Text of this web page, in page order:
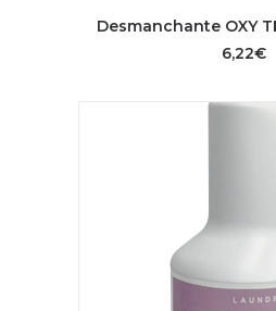
Desmanchante OXY
6,22€